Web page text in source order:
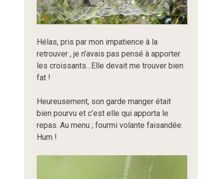
Hélas, pris par mon impatience à la
retrouver , je n’avais pas pensé à apporter
les croissants…Elle devait me trouver bien
fat !
Heureusement, son garde manger était
bien pourvu et c’est elle qui apporta le
repas. Au menu ; fourmi volante faisandée.
Hum !